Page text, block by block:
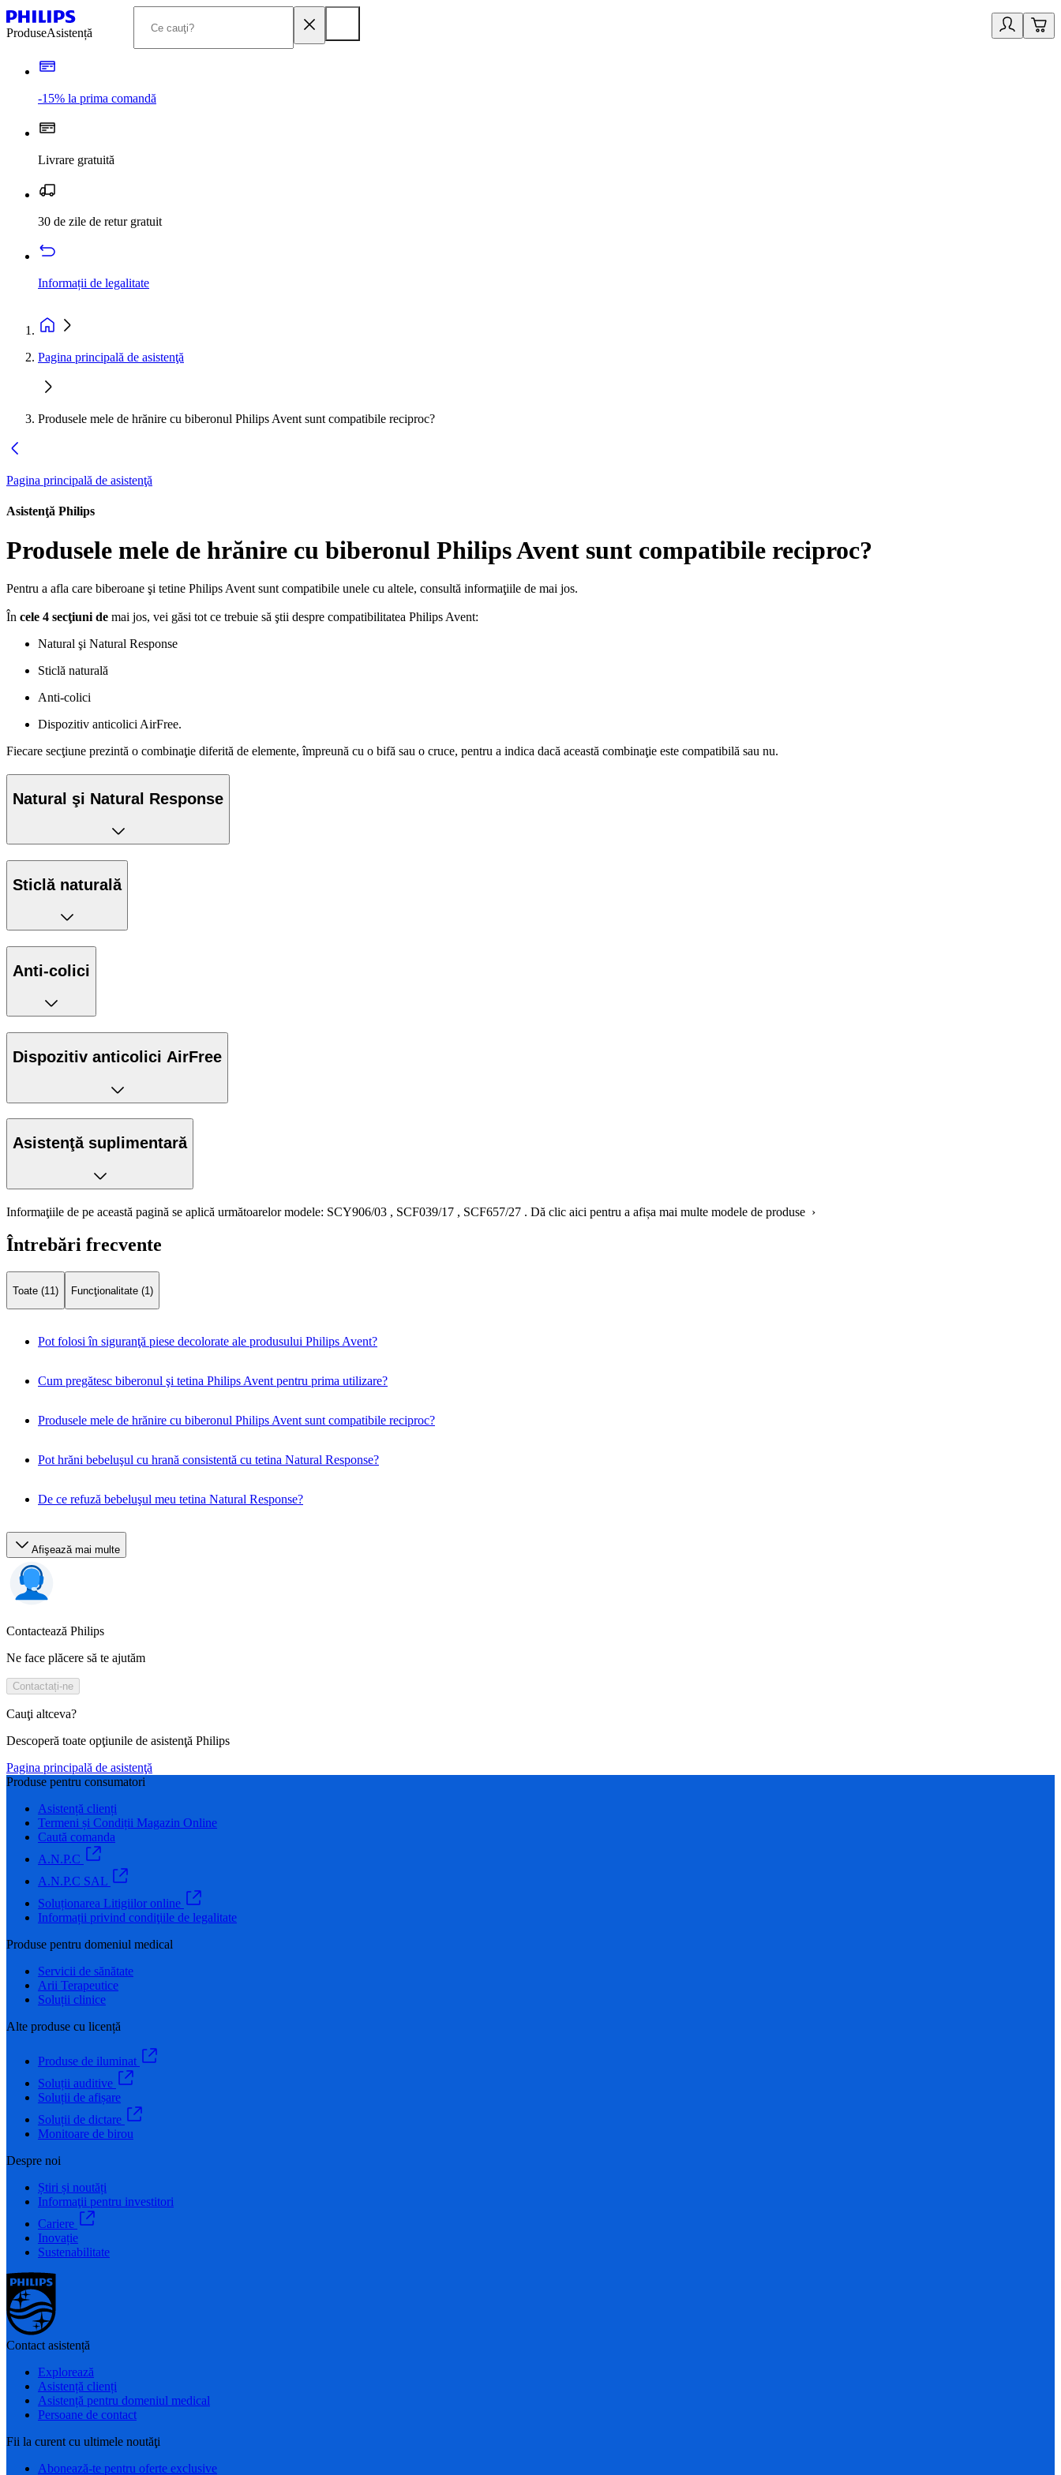
ProduseAsistență
-15% la prima comandă
Livrare gratuită
30 de zile de retur gratuit
Informații de legalitate
Pagina principală de asistenţă
Produsele mele de hrănire cu biberonul Philips Avent sunt compatibile reciproc?
Pagina principală de asistenţă
Asistenţă Philips
Produsele mele de hrănire cu biberonul Philips Avent sunt compatibile reciproc?
Pentru a afla care biberoane şi tetine Philips Avent sunt compatibile unele cu altele, consultă informaţiile de mai jos.
În cele 4 secţiuni de mai jos, vei găsi tot ce trebuie să ştii despre compatibilitatea Philips Avent:
Natural şi Natural Response
Sticlă naturală
Anti-colici
Dispozitiv anticolici AirFree.
Fiecare secţiune prezintă o combinaţie diferită de elemente, împreună cu o bifă sau o cruce, pentru a indica dacă această combinaţie este compatibilă sau nu.
Natural şi Natural Response
Sticlă naturală
Anti-colici
Dispozitiv anticolici AirFree
Asistenţă suplimentară
Informaţiile de pe această pagină se aplică următoarelor modele: SCY906/03 , SCF039/17 , SCF657/27 . Dă clic aici pentru a afișa mai multe modele de produse ›
Întrebări frecvente
Toate (11) Funcţionalitate (1)
Pot folosi în siguranţă piese decolorate ale produsului Philips Avent?
Cum pregătesc biberonul şi tetina Philips Avent pentru prima utilizare?
Produsele mele de hrănire cu biberonul Philips Avent sunt compatibile reciproc?
Pot hrăni bebeluşul cu hrană consistentă cu tetina Natural Response?
De ce refuză bebeluşul meu tetina Natural Response?
Afişează mai multe
Contactează Philips
Ne face plăcere să te ajutăm
Contactați-ne
Cauţi altceva?
Descoperă toate opţiunile de asistenţă Philips
Pagina principală de asistenţă
Produse pentru consumatori
Asistență clienți
Termeni și Condiții Magazin Online
Caută comanda
A.N.P.C
A.N.P.C SAL
Soluționarea Litigiilor online
Informații privind condiţiile de legalitate
Produse pentru domeniul medical
Servicii de sănătate
Arii Terapeutice
Soluții clinice
Alte produse cu licență
Produse de iluminat
Soluții auditive
Soluții de afișare
Soluții de dictare
Monitoare de birou
Despre noi
Știri și noutăți
Informaţii pentru investitori
Cariere
Inovație
Sustenabilitate
Contact asistență
Explorează
Asistență clienți
Asistență pentru domeniul medical
Persoane de contact
Fii la curent cu ultimele noutăţi
Abonează-te pentru oferte exclusive